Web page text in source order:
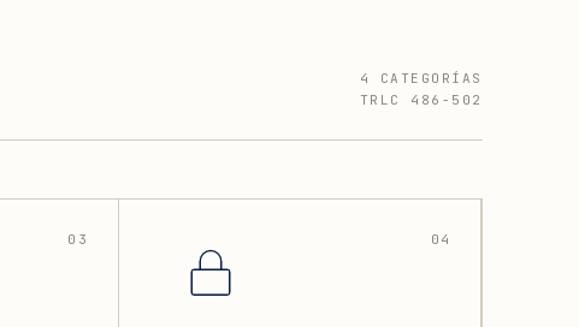
4 CATEGORÍAS
TRLC 486-502
03 04